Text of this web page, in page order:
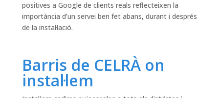
positives a Google de clients reals reflecteixen la
importància d’un servei ben fet abans, durant i després
de la instal·lació.
Barris de CELRÀ on
instal·lem